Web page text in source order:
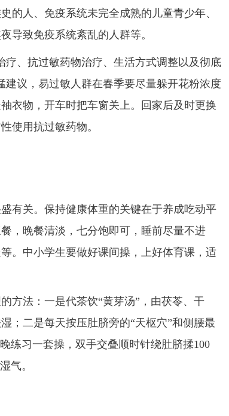
人、免疫系统未完全成熟的儿童青少年、
导致免疫系统紊乱的人群等。
、抗过敏药物治疗、生活方式调整以及彻底
议，易过敏人群在春季要尽量躲开花粉浓度
衣物，开车时把车窗关上。回家后及时更换
使用抗过敏药物。
关。保持健康体重的关键在于养成吃动平
，晚餐清淡，七分饱即可，睡前尽量不进
。中小学生要做好课间操，上好体育课，适
法：一是代茶饮“黄芽汤”，由茯苓、干
；二是每天按压肚脐旁的“天枢穴”和侧腰最
练习一套操，双手交叠顺时针绕肚脐揉100
气。